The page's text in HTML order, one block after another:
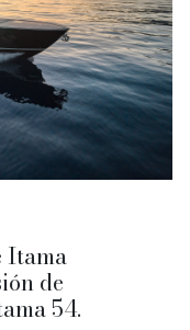
Itama
de
54.